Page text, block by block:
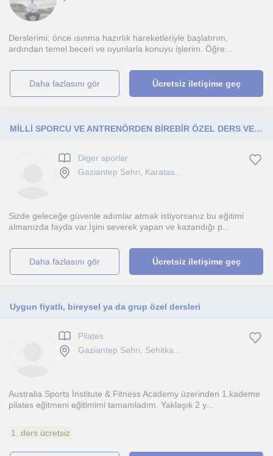
Derslerimi; önce ısınma hazırlık hareketleriyle başlatırım,
ardından temel beceri ve oyunlarla konuyu işlerim. Öğre...
daha fazlasını gör Ücretsiz iletişime geç
MİLLİ SPORCU VE ANTRENÖRDEN BİREBİR ÖZEL DERS VERİLİR. DERSLERİMİZ 5 İLE 18 YAŞ ARASİ COCUK GRUBU VE 18-50 YAŞ BAYANLAR İÇİNDİR
Diger sporlar
Gaziantep Sehri, Karatas...
Sizde geleceğe güvenle adımlar atmak istiyorsanız bu eğitimi
almanızda fayda var.İşini severek yapan ve kazandığı p...
daha fazlasını gör Ücretsiz iletişime geç
Uygun fiyatlı, bireysel ya da grup özel dersleri
Pilates
Gaziantep Sehri, Sehitka...
Australia Sports İnstitute & Fitness Academy üzerinden 1.kademe
pilates eğitmeni eğitimimi tamamladım. Yaklaşık 2 y...
1. ders ücretsiz